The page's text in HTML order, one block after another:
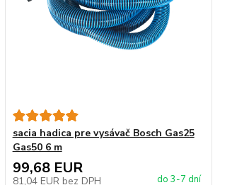
sacia hadica pre vysávač Bosch Gas25
Gas50 6 m
99,68 EUR
81,04 EUR bez DPH do 3-7 dní